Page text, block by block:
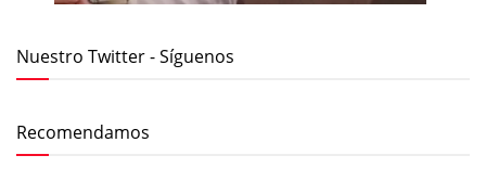
Nuestro Twitter - Síguenos
Recomendamos